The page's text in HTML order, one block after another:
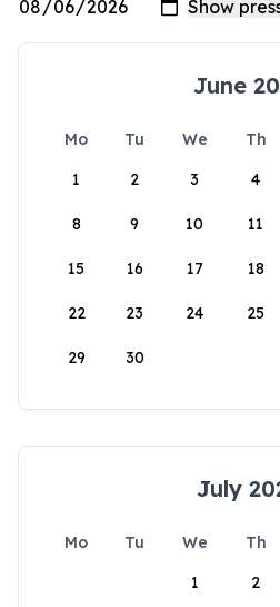
June
Mo Tu We Th
1
2 3 4
8 9 10 11
15 16 17 18
22 23 24 25
29 30
July
Mo Tu We Th
1
2